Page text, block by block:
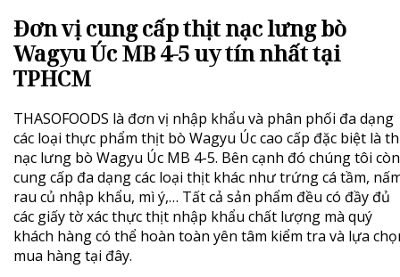
Đơn vị cung cấp thịt nạc lưng bò
Wagyu Úc MB 4-5 uy tín nhất tại
TPHCM
THASOFOODS là đơn vị nhập khẩu và phân phối đa dạng
các loại thực phẩm thịt bò Wagyu Úccao cấp đặc biệt là
nạc lưng bò Wagyu Úc MB 4-5. Bên cạnh đó chúng tôi còn
cung cấp đa dạng các loại thịt khác như trứng cá tầm,
rau củ nhập khẩu, mì ý,… Tất cả sản phẩm đều có đầy đủ
các giấy tờ xác thực thịt nhập khẩu chất lượng mà quý
khách hàng có thể hoàn toàn yên tâm kiểm tra và lựa
mua hàng tại đây.